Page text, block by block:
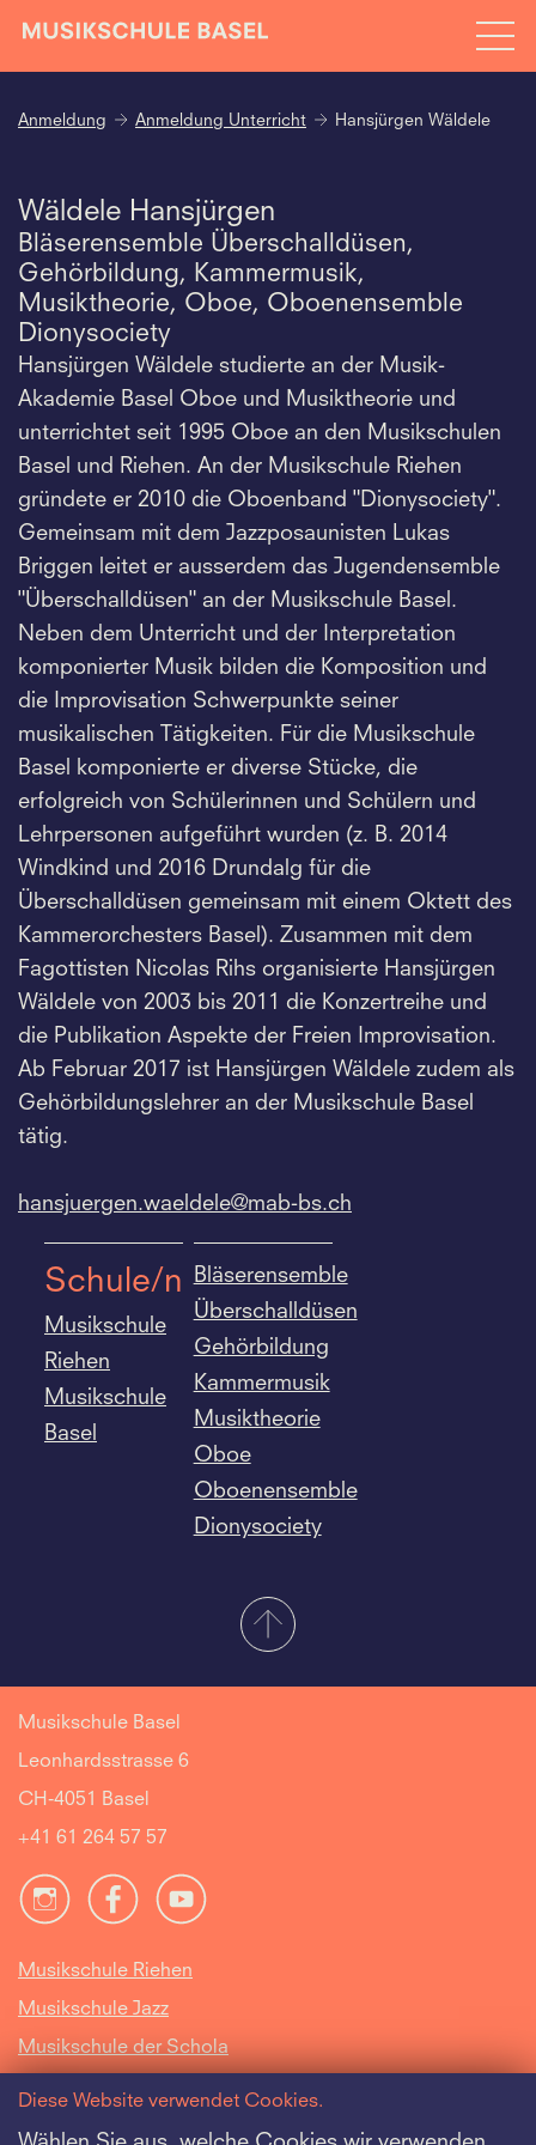
Anmeldung Anmeldung Unterricht Hansjürgen Wäldele
Wäldele Hansjürgen
Bläserensemble Überschalldüsen,
Gehörbildung, Kammermusik,
Musiktheorie, Oboe, Oboenensemble
Dionysociety
Hansjürgen Wäldele studierte an der Musik-
Akademie Basel Oboe und Musiktheorie und
unterrichtet seit 1995 Oboe an den Musikschulen
Basel und Riehen. An der Musikschule Riehen
gründete er 2010 die Oboenband "Dionysociety".
Gemeinsam mit dem Jazzposaunisten Lukas
Briggen leitet er ausserdem das Jugendensemble
"Überschalldüsen" an der Musikschule Basel.
Neben dem Unterricht und der Interpretation
komponierter Musik bilden die Komposition und
die Improvisation Schwerpunkte seiner
musikalischen Tätigkeiten. Für die Musikschule
Basel komponierte er diverse Stücke, die
erfolgreich von Schülerinnen und Schülern und
Lehrpersonen aufgeführt wurden (z. B. 2014
Windkind und 2016 Drundalg für die
Überschalldüsen gemeinsam mit einem Oktett des
Kammerorchesters Basel). Zusammen mit dem
Fagottisten Nicolas Rihs organisierte Hansjürgen
Wäldele von 2003 bis 2011 die Konzertreihe und
die Publikation Aspekte der Freien Improvisation.
Ab Februar 2017 ist Hansjürgen Wäldele zudem als
Gehörbildungslehrer an der Musikschule Basel
tätig.
hansjuergen.waeldele@mab-bs.ch
Schule/n
Musikschule
Riehen
Musikschule
Basel
Bläserensemble
Überschalldüsen
Gehörbildung
Kammermusik
Musiktheorie
Oboe
Oboenensemble
Dionysociety
Musikschule Basel
Leonhardsstrasse 6
CH-4051 Basel
+41 61 264 57 57
Musikschule Riehen
Musikschule Jazz
Musikschule der Schola
Intranet
Diese Website verwendet Cookies.